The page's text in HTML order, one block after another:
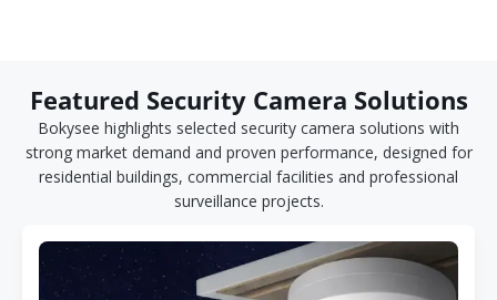
Featured Security Camera Solutions
Bokysee highlights selected security camera solutions with
strong market demand and proven performance, designed for
residential buildings, commercial facilities and professional
surveillance projects.